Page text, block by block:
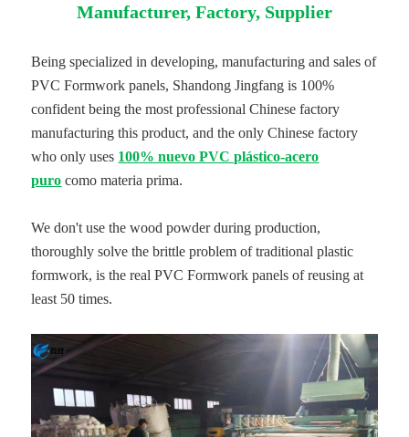
Manufacturer, Factory, Supplier
Being specialized in developing, manufacturing and sales of
PVC Formwork panels, Shandong Jingfang is 100%
confident being the most professional Chinese factory
manufacturing this product, and the only Chinese factory
who only uses 100% nuevo PVC plástico-acero
puro como materia prima.
We don't use the wood powder during production,
thoroughly solve the brittle problem of traditional plastic
formwork, is the real PVC Formwork panels of reusing at
least 50 times.